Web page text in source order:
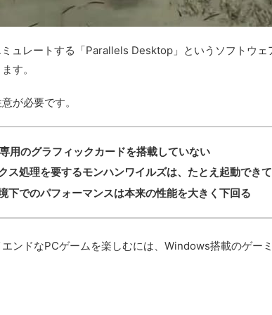
ュレートする「Parallels Desktop」というソフトウ
す。
が必要です。
用のグラフィックカードを搭載していない
ス処理を要するモンハンワイルズは、たとえ起動でき
下でのパフォーマンスは本来の性能を大きく下回る
ンドなPCゲームを楽しむには、Windows搭載のゲー